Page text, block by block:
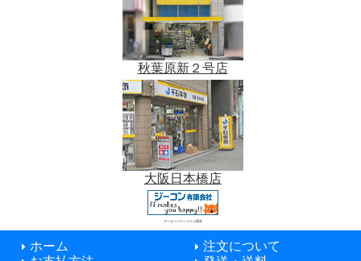
秋葉原新２号店
大阪日本橋店
データベースシステム開発
ホーム
注文について